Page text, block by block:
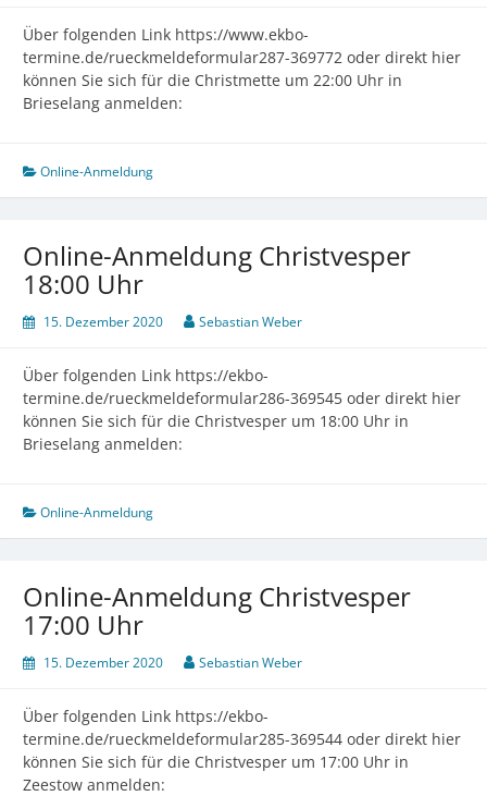
Über folgenden Link https://www.ekbo-
termine.de/rueckmeldeformular287-369772 oder direkt hier
können Sie sich für die Christmette um 22:00 Uhr in
Brieselang anmelden:
Online-Anmeldung
Online-Anmeldung Christvesper
18:00 Uhr
15. Dezember 2020 Sebastian Weber
Über folgenden Link https://ekbo-
termine.de/rueckmeldeformular286-369545 oder direkt hier
können Sie sich für die Christvesper um 18:00 Uhr in
Brieselang anmelden:
Online-Anmeldung
Online-Anmeldung Christvesper
17:00 Uhr
15. Dezember 2020 Sebastian Weber
Über folgenden Link https://ekbo-
termine.de/rueckmeldeformular285-369544 oder direkt hier
können Sie sich für die Christvesper um 17:00 Uhr in
Zeestow anmelden: